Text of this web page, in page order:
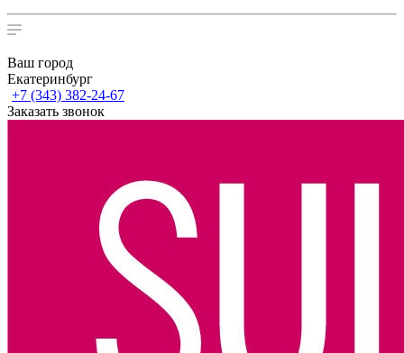
Ваш город
Екатеринбург
+7 (343) 382-24-67
Заказать звонок